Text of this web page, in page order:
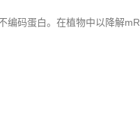
编码蛋白。在植物中以降解